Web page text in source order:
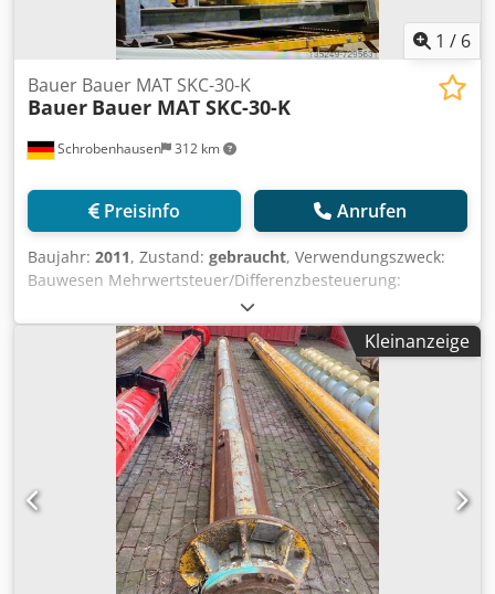
1 / 6
Schrobenhausen 312 km
Bauer Bauer MAT SKC-30-K
Bauer Bauer MAT SKC-30-K
Preisinfo Anrufen
Baujahr: 2011, Zustand: gebraucht, Verwendungszweck:
Bauwesen Mehrwertsteuer/Differenzbesteuerung:
Mehrwertsteuer abzugsfähig Wenden Sie sich an
Mohamad Fattah Ahmad, um weitere Informationen zu
erhalten. Cedpfxeh Tyyto Abrjha Bauer MAT SKC-30-K
Durchlaufmischer Guter Zustand Sofort verfügbar
Kleinanzeige